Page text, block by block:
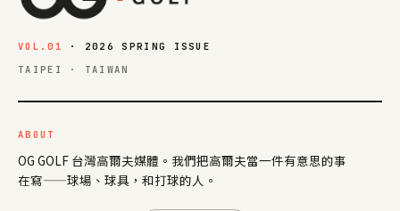
VOL.01
· 2026 SPRING ISSUE
TAIPEI · TAIWAN
ABOUT
OG GOLF 台灣高爾夫媒體。我們把高爾夫當一件有意思的事
在寫——球場、球具，和打球的人。